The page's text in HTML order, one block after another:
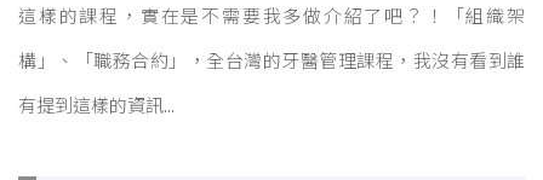
這樣的課程，實在是不需要我多做介紹了吧？！「組織架
構」、「職務合約」，全台灣的牙醫管理課程，我沒有看到誰
有提到這樣的資訊...